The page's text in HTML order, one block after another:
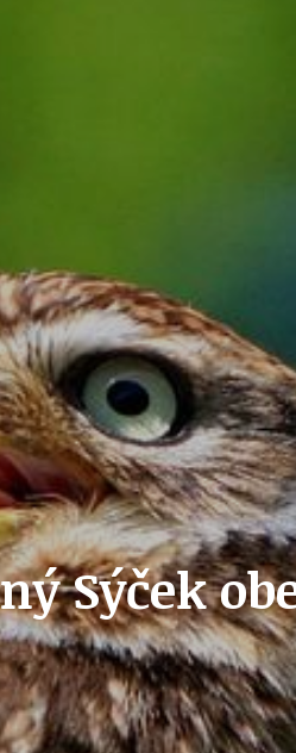
511
MČ PRAHA 21
ÚVALSKÉ
ÚZEMNÍ A
VEŘEJNÉ
Sýček